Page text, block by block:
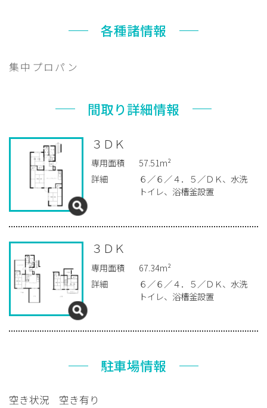
各種諸情報
集中プロパン
間取り詳細情報
３ＤＫ
専用面積
57.51m²
詳細
６／６／４．５／ＤＫ、水洗
トイレ、浴槽釜設置
３ＤＫ
専用面積
67.34m²
詳細
６／６／４．５／ＤＫ、水洗
トイレ、浴槽釜設置
駐車場情報
空き状況
空き有り